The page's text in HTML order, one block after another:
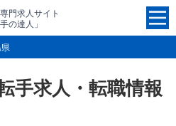
門求人サイト
の達人」
手求人・転職情報